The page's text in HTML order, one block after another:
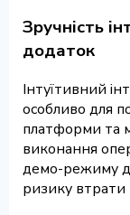
Зручність
додаток
Інтуїтивний
особливо для
платформи та
виконання
демо-режиму
ризику втрати